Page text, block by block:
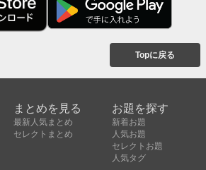
Topに戻る
まとめを見る
最新人気まとめ
セレクトまとめ
お題を探す
新着お題
人気お題
セレクトお題
人気タグ